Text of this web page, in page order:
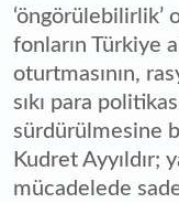
‘öngörülebilirlik’
fonların Türkiye
oturtmasının,
sıkı para
sürdürülmesine
Kudret Ayyıldır;
mücadelede